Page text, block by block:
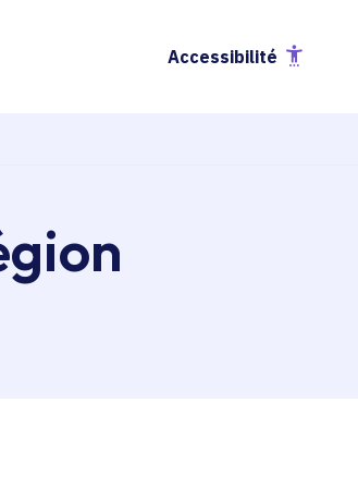
Accessibilité